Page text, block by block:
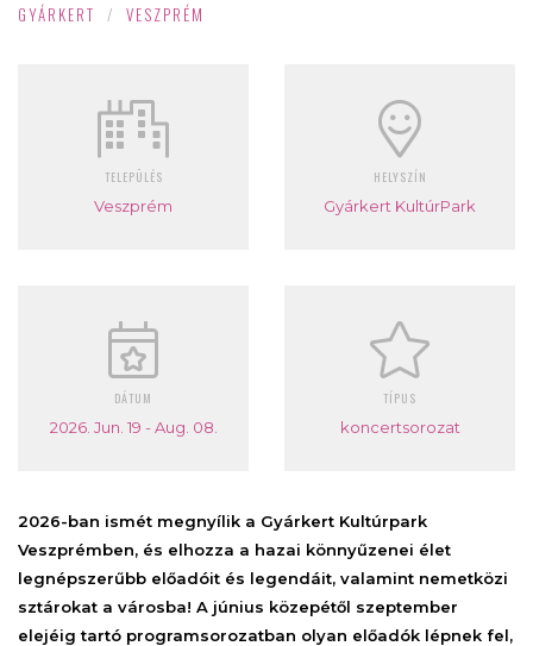
GYÁRKERT / VESZPRÉM
TELEPÜLÉS
Veszprém
HELYSZÍN
Gyárkert KultúrPark
DÁTUM
2026. Jun. 19 - Aug. 08.
TÍPUS
koncertsorozat
2026-ban ismét megnyílik a Gyárkert Kultúrpark
Veszprémben, és elhozza a hazai könnyűzenei élet
legnépszerűbb előadóit és legendáit, valamint nemetközi
sztárokat a városba! A június közepétől szeptember
elejéig tartó programsorozatban olyan előadók lépnek fel,